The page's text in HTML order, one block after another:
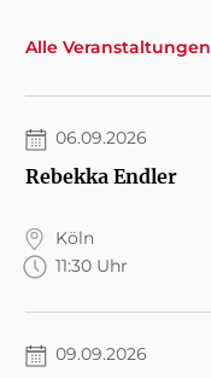
Alle Veranstaltungen
06.09.2026
Rebekka Endler
Köln
11:30 Uhr
09.09.2026